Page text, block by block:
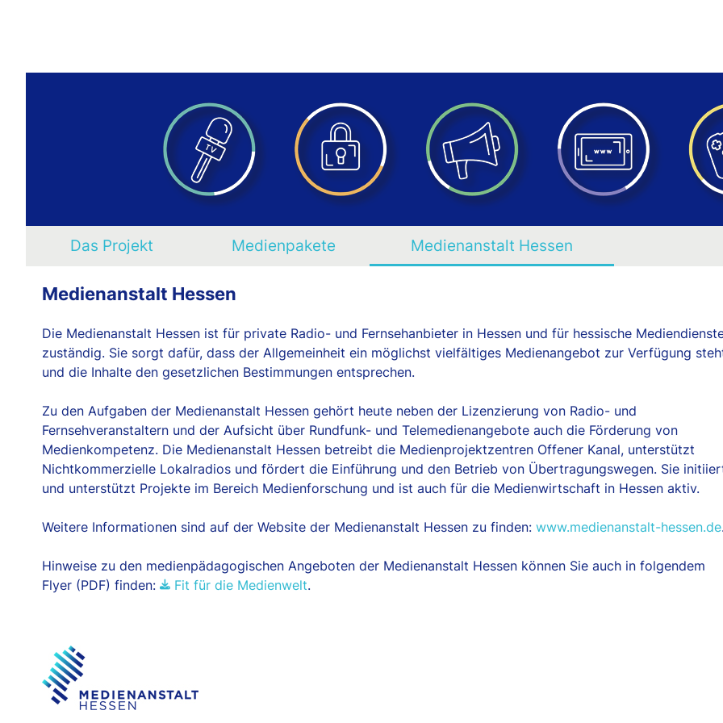
Medienpakete
Medienanstalt Hessen
Das Projekt Medienpakete Medienanstalt Hessen
Medienanstalt Hessen
Die Medienanstalt Hessen ist für private Radio- und Fernsehanbieter in Hessen und für hessische
zuständig. Sie sorgt dafür, dass der Allgemeinheit ein möglichst vielfältiges Medienangebot zur Verfügung
und die Inhalte den gesetzlichen Bestimmungen entsprechen.
Zu den Aufgaben der Medienanstalt Hessen gehört heute neben der Lizenzierung von Radio- und
Fernsehveranstaltern und der Aufsicht über Rundfunk- und Telemedienangebote auch die Förderung von
Medienkompetenz. Die Medienanstalt Hessen betreibt die Medienprojektzentren Offener Kanal, unterstützt
Nichtkommerzielle Lokalradios und fördert die Einführung und den Betrieb von Übertragungswegen. Sie
und unterstützt Projekte im Bereich Medienforschung und ist auch für die Medienwirtschaft in Hessen aktiv.
Weitere Informationen sind auf der Website der Medienanstalt Hessen zu finden: www.medienanstalt-hessen.de
Hinweise zu den medienpädagogischen Angeboten der Medienanstalt Hessen können Sie auch in folgendem
Flyer (PDF) finden:
Fit für die Medienwelt.